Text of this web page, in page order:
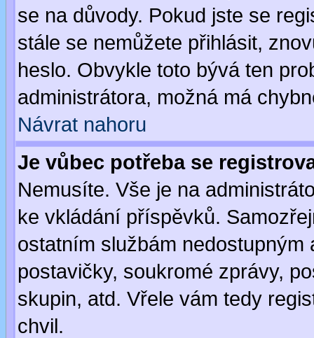
se na důvody. Pokud jste se
stále se nemůžete přihlásit,
heslo. Obvykle toto bývá ten
administrátora, možná má
Návrat nahoru
Je vůbec potřeba se
Nemusíte. Vše je na
ke vkládání příspěvků.
ostatním službám
postavičky, soukromé zprávy,
skupin, atd. Vřele vám tedy
chvil.